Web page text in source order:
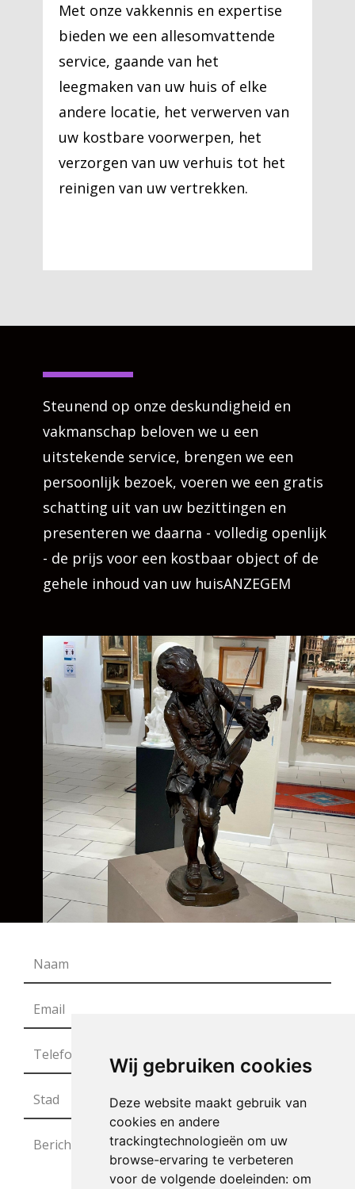
Wij gebruiken cookies
Deze website maakt gebruik van
cookies en andere
trackingtechnologieën om uw
browse-ervaring te verbeteren
voor de volgende doeleinden: om
Met onze vakkennis en expertise
bieden we een allesomvattende
service, gaande van het
leegmaken van uw huis of elke
andere locatie, het verwerven van
uw kostbare voorwerpen, het
verzorgen van uw verhuis tot het
reinigen van uw vertrekken.
Steunend op onze deskundigheid en
vakmanschap beloven we u een
uitstekende service, brengen we een
persoonlijk bezoek, voeren we een gratis
schatting uit van uw bezittingen en
presenteren we daarna - volledig openlijk
- de prijs voor een kostbaar object of de
gehele inhoud van uw huisANZEGEM